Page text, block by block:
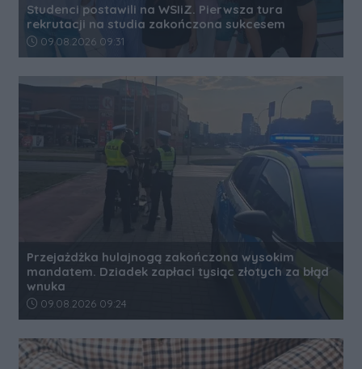
Studenci postawili na WSIiZ. Pierwsza tura
rekrutacji na studia zakończona sukcesem
Data dodania artykułu:
09.08.2026 09:31
Przejażdżka hulajnogą zakończona wysokim
mandatem. Dziadek zapłaci tysiąc złotych za błąd
wnuka
Data dodania artykułu:
09.08.2026 09:24